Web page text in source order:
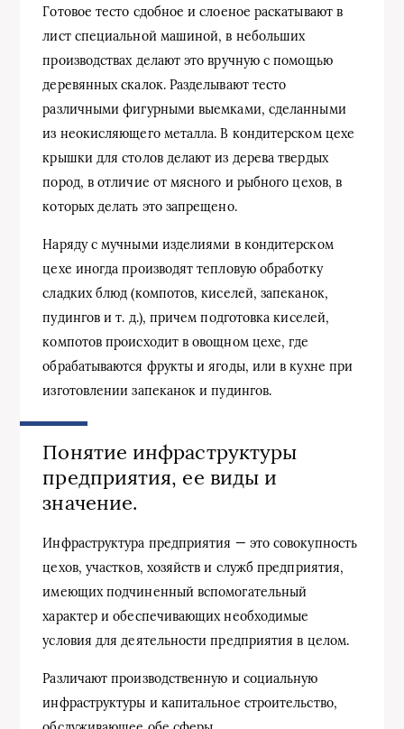
Готовое тесто сдобное и слоеное раскатывают в
лист специальной машиной, в небольших
производствах делают это вручную с помощью
деревянных скалок. Разделывают тесто
различными фигурными выемками, сделанными
из неокисляющего металла. В кондитерском цехе
крышки для столов делают из дерева твердых
пород, в отличие от мясного и рыбного цехов, в
которых делать это запрещено.
Наряду с мучными изделиями в кондитерском
цехе иногда производят тепловую обработку
сладких блюд (компотов, киселей, запеканок,
пудингов и т. д.), причем подготовка киселей,
компотов происходит в овощном цехе, где
обрабатываются фрукты и ягоды, или в кухне при
изготовлении запеканок и пудингов.
Понятие инфраструктуры
предприятия, ее виды и
значение.
Инфраструктура предприятия — это совокупность
цехов, участков, хозяйств и служб предприятия,
имеющих подчиненный вспомогательный
характер и обеспечивающих необходимые
условия для деятельности предприятия в целом.
Различают производственную и социальную
инфраструктуры и капитальное строительство,